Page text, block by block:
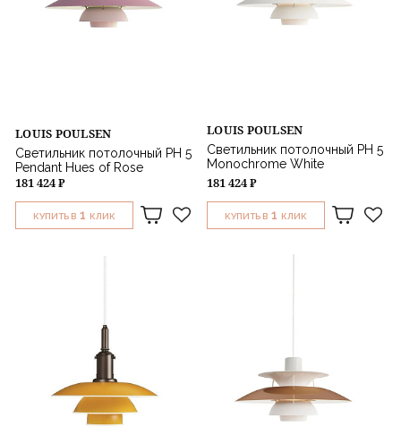
LOUIS POULSEN
Светильник потолочный PH 5
Pendant Hues of Rose
181 424 ₽
КУПИТЬ В 1 КЛИК
LOUIS POULSEN
Светильник потолочный PH 5
Monochrome White
181 424 ₽
КУПИТЬ В 1 КЛИК